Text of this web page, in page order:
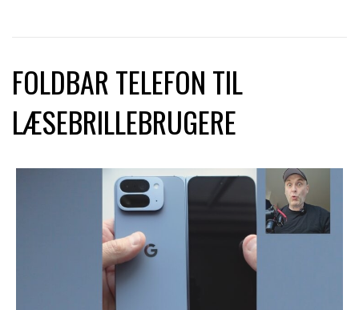
FOLDBAR TELEFON TIL
LÆSEBRILLEBRUGERE